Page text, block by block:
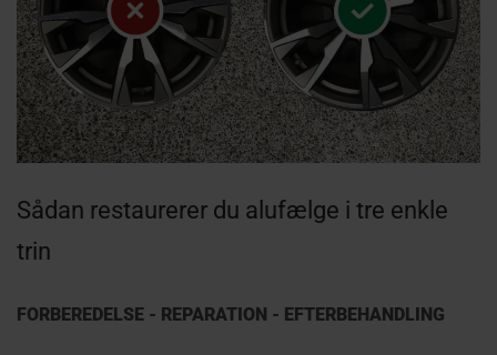
Sådan restaurerer du alufælge i tre enkle
trin
FORBEREDELSE - REPARATION - EFTERBEHANDLING